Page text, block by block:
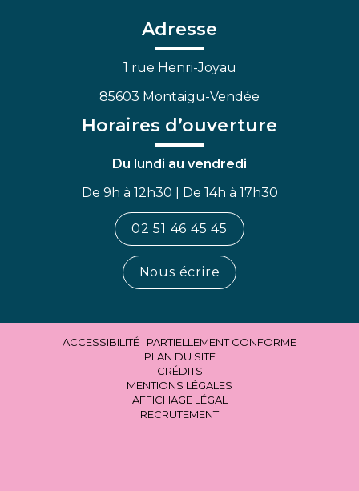
Facebook
Adresse
1 rue Henri-Joyau
85603 Montaigu-Vendée
Horaires d’ouverture
Du lundi au vendredi
De 9h à 12h30 | De 14h à 17h30
02 51 46 45 45
Nous écrire
ACCESSIBILITÉ : PARTIELLEMENT CONFORME
PLAN DU SITE
CRÉDITS
MENTIONS LÉGALES
AFFICHAGE LÉGAL
RECRUTEMENT